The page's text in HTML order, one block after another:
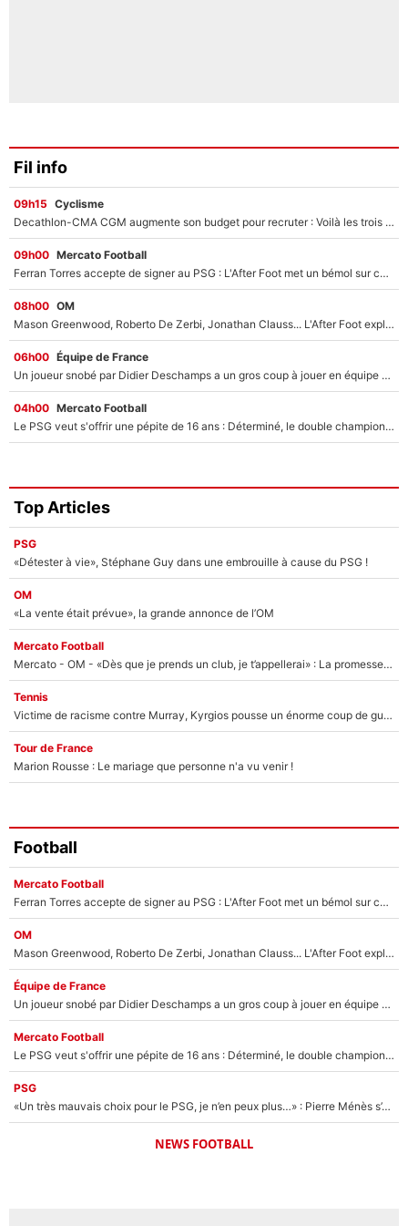
Fil info
09h15 Cyclisme
Decathlon-CMA CGM augmente son budget pour recruter : Voilà les trois premiers coureurs qui font rejoindre Paul Seixas en 2027 !
09h00 Mercato Football
Ferran Torres accepte de signer au PSG : L'After Foot met un bémol sur ce transfert, le champion du monde va couter trop cher ?
08h00 OM
Mason Greenwood, Roberto De Zerbi, Jonathan Clauss... L'After Foot explique pourquoi Medhi Benatia a craqué à l'OM !
06h00 Équipe de France
Un joueur snobé par Didier Deschamps a un gros coup à jouer en équipe de France : Zinedine Zidane a trouvé son numéro 9 ?
04h00 Mercato Football
Le PSG veut s'offrir une pépite de 16 ans : Déterminé, le double champion d'Europe en titre est prêt à lâcher 40M€ pour celui que l'on compare déjà à Vinicius Jr !
Top Articles
PSG
«Détester à vie», Stéphane Guy dans une embrouille à cause du PSG !
OM
«La vente était prévue», la grande annonce de l’OM
Mercato Football
Mercato - OM - «Dès que je prends un club, je t’appellerai» : La promesse de Marcelino au moment de claquer la porte
Tennis
Victime de racisme contre Murray, Kyrgios pousse un énorme coup de gueule !
Tour de France
Marion Rousse : Le mariage que personne n'a vu venir !
Football
Mercato Football
Ferran Torres accepte de signer au PSG : L'After Foot met un bémol sur ce transfert, le champion du monde va couter trop cher ?
OM
Mason Greenwood, Roberto De Zerbi, Jonathan Clauss... L'After Foot explique pourquoi Medhi Benatia a craqué à l'OM !
Équipe de France
Un joueur snobé par Didier Deschamps a un gros coup à jouer en équipe de France : Zinedine Zidane a trouvé son numéro 9 ?
Mercato Football
Le PSG veut s'offrir une pépite de 16 ans : Déterminé, le double champion d'Europe en titre est prêt à lâcher 40M€ pour celui que l'on compare déjà à Vinicius Jr !
PSG
«Un très mauvais choix pour le PSG, je n’en peux plus…» : Pierre Ménès s’est complètement trompé avec Luis Enrique et ces déclarations le prouvent !
NEWS FOOTBALL